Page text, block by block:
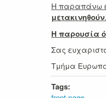
Η παραπάνω
μετακινηθούν.
Η παρουσία
Σας
Τμήμα
Tags: